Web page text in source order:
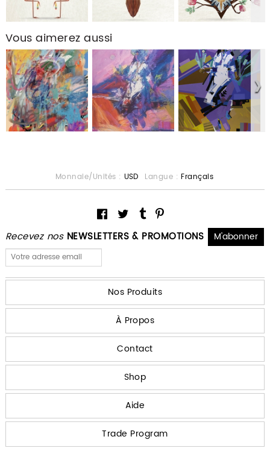
Vous aimerez aussi
Recevez nos NEWSLETTERS & PROMOTIONS
Monnaie/Unités : USD Langue : Français
Nos Produits
À Propos
Contact
Shop
Aide
Trade Program